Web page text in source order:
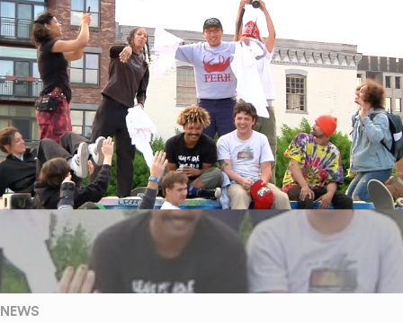
NEWS